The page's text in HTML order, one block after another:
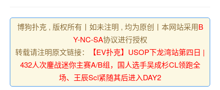
博狗扑克 , 版权所有丨如未注明 , 均为原创丨本网站采用B
Y-NC-SA协议进行授权
转载请注明原文链接：
【EV扑克】USOP下龙湾站第四日 |
432人次鏖战迷你主赛A/B组，国人选手吴成杉CL领跑全
场、王辰Scl紧随其后进入DAY2